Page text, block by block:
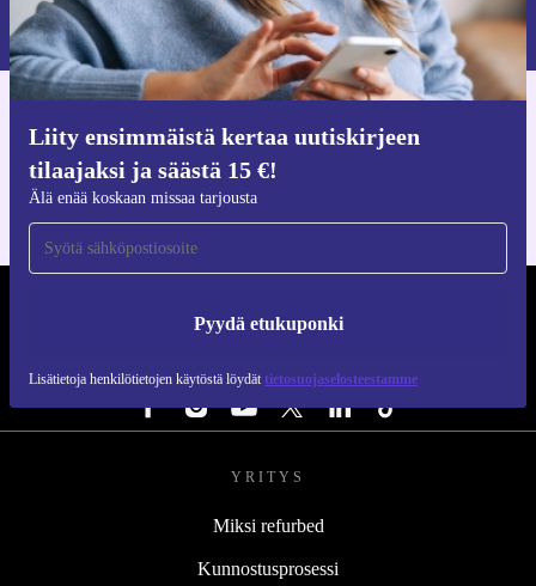
Liity ensimmäistä kertaa uutiskirjeen
tilaajaksi ja säästä 15 €!
Älä enää koskaan missaa tarjousta
Pyydä etukuponki
Lisätietoja henkilötietojen käytöstä löydät tietosuojaselosteestamme
Lisätietoja henkilötietojen käytöstä löydättietosuojaselosteestamme.
iOS:lle ja Androidille
YRITYS
Miksi refurbed
Kunnostusprosessi